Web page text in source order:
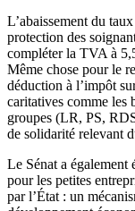
L’abaissement du
protection des
compléter la TVA à
Même chose pour le
déduction à l’impôt
caritatives comme les
groupes (LR, PS,
de solidarité relevant
Le Sénat a également
pour les petites
par l’État : un